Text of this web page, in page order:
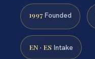
1997 Founded
EN · ES Intake